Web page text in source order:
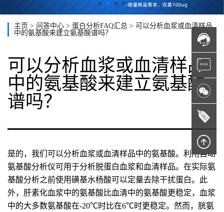
主页 > 问答中心 > 蛋白分析FAQ汇总 > 可以分析血浆或血清样品
中的氨基酸来建立氨基酸谱吗？
可以分析血浆或血清样品
中的氨基酸来建立氨基酸
谱吗？
是的，我们可以分析血浆或血清样品中的氨基酸。利用自动
氨基酸分析仪可用于分析脱蛋白血浆和血清样品。在实际氨
基酸分析之前使用磺基水杨酸可以定量去除干扰蛋白。此
外，肝素化血浆中的氨基酸比血清中的氨基酸更稳定，血浆
中的大多数氨基酸在-20℃时比在6℃时更稳定。然而，胱氨